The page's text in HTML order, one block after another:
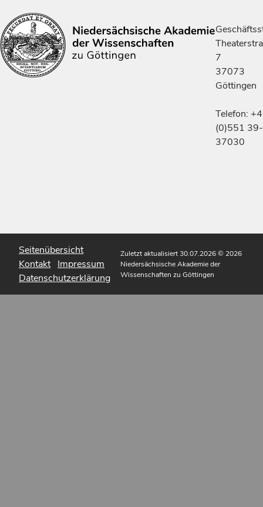
7
37073
Göttingen
Telefon:
(0)551 39-
37030
Seitenübersicht
Kontakt Impressum
Datenschutzerklärung
Zuletzt aktualisiert 30.07.2026© 2026
Niedersächsische Akademie der
Wissenschaften zu Göttingen